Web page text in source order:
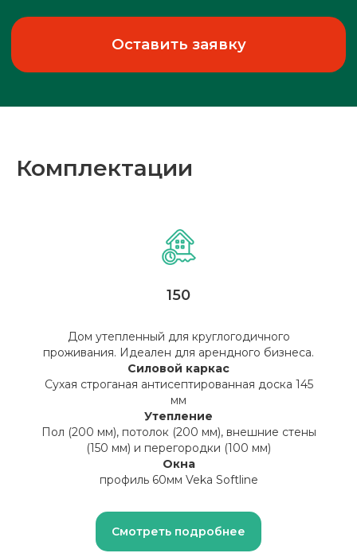
Комплектации
150
Дом утепленный для круглогодичного
проживания. Идеален для арендного бизнеса.
Силовой каркас
Сухая строганая антисептированная доска 145
мм
Утепление
Пол (200 мм), потолок (200 мм), внешние стены
(150 мм) и перегородки (100 мм)
Окна
профиль 60мм Veka Softline
Смотреть подробнее
Оставить заявку
индивидуальную смету!